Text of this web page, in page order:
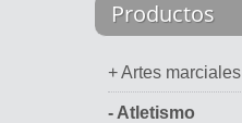
Productos
+ Artes marciales
- Atletismo